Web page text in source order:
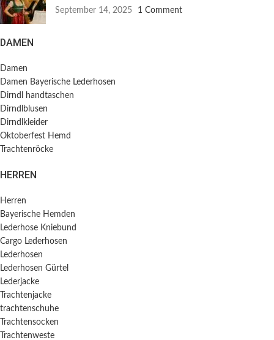
September 14, 2025 1 Comment
DAMEN
Damen
Damen Bayerische Lederhosen
Dirndl handtaschen
Dirndlblusen
Dirndlkleider
Oktoberfest Hemd
Trachtenröcke
HERREN
Herren
Bayerische Hemden​
Lederhose Kniebund
Cargo Lederhosen
Lederhosen
Lederhosen Gürtel
Lederjacke
Trachtenjacke
trachtenschuhe
Trachtensocken
Trachtenweste